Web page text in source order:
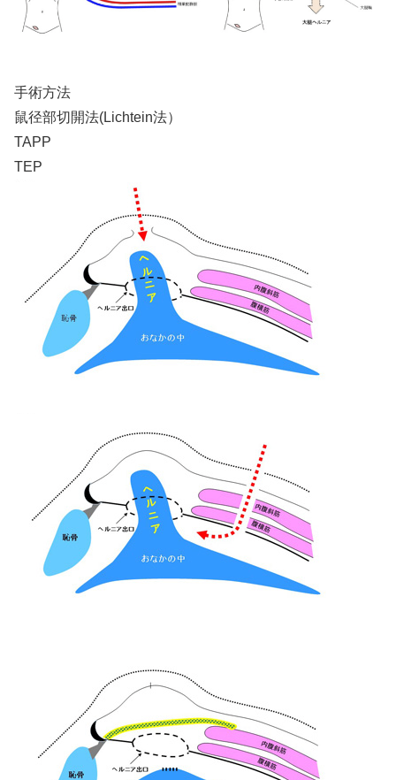
手術方法
鼠径部切開法(Lichtein法）
TAPP
TEP